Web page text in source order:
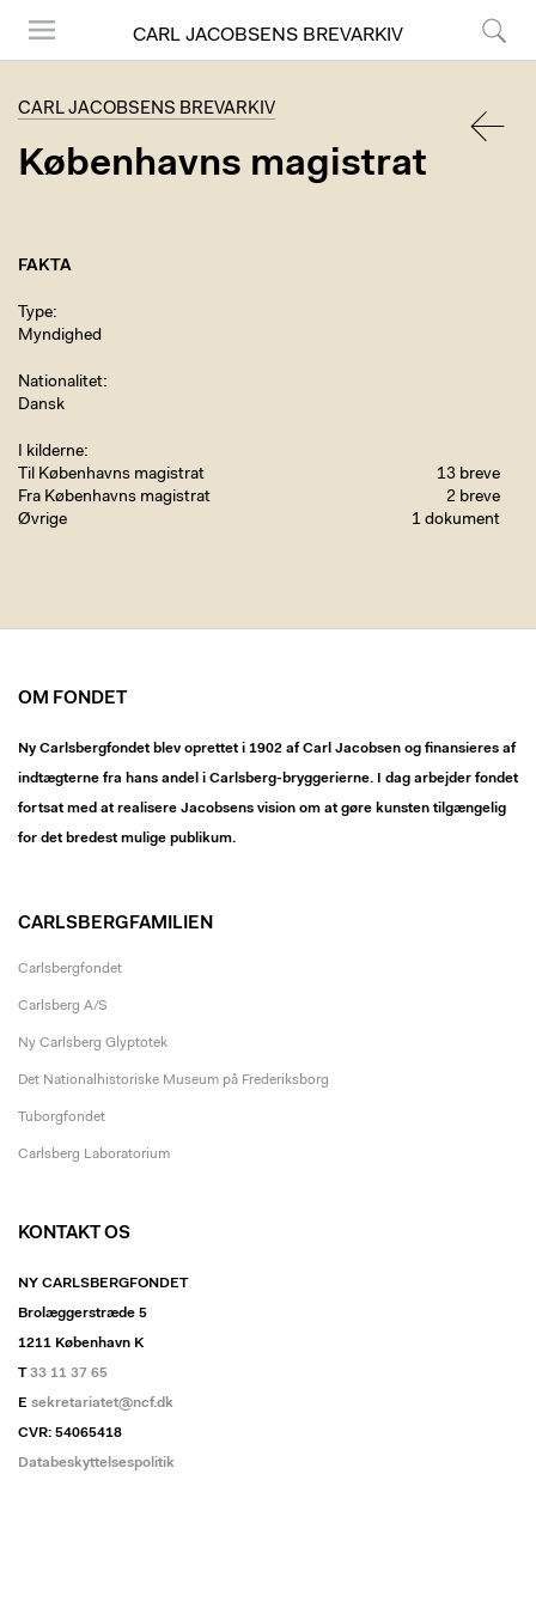
CARL JACOBSENS BREVARKIV
CARL JACOBSENS BREVARKIV
Københavns magistrat
FAKTA
Type
Myndighed
Nationalitet
Dansk
I kilderne
Til Københavns magistrat
13 breve
Fra Københavns magistrat
2 breve
Øvrige
1 dokument
OM FONDET
Ny Carlsbergfondet blev oprettet i 1902 af Carl Jacobsen og finansieres af
indtægterne fra hans andel i Carlsberg-bryggerierne. I dag arbejder fondet
fortsat med at realisere Jacobsens vision om at gøre kunsten tilgængelig
for det bredest mulige publikum.
CARLSBERGFAMILIEN
Carlsbergfondet
Carlsberg A/S
Ny Carlsberg Glyptotek
Det Nationalhistoriske Museum på Frederiksborg
Tuborgfondet
Carlsberg Laboratorium
KONTAKT OS
NY CARLSBERGFONDET
Brolæggerstræde 5
1211 København K
T33 11 37 65
E sekretariatet@ncf.dk
CVR: 54065418
Databeskyttelsespolitik